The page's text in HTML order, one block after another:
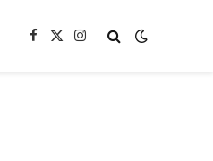
Facebook
X
Instagram